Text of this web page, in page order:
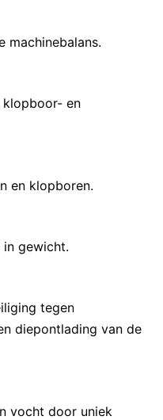
machinebalans.
en
en klopboren.
gewicht.
tegen
diepontlading van de
vocht door uniek